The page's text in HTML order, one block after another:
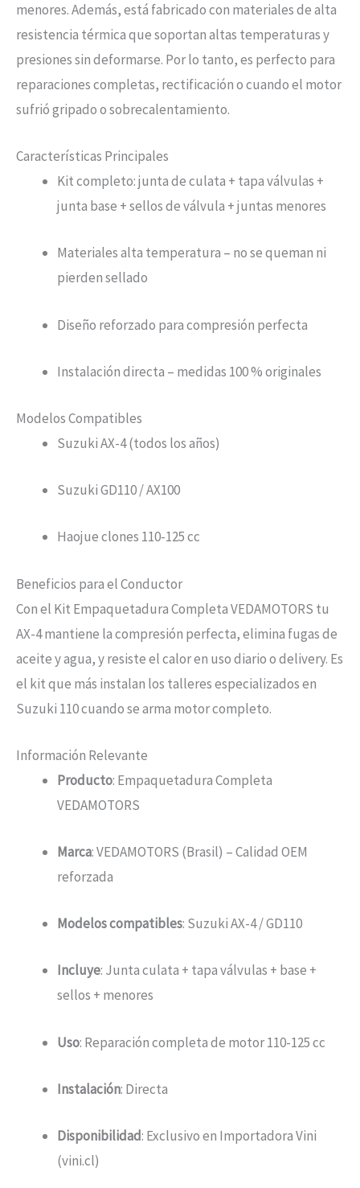
menores. Además, está fabricado con materiales de alta
resistencia térmica que soportan altas temperaturas y
presiones sin deformarse. Por lo tanto, es perfecto para
reparaciones completas, rectificación o cuando el motor
sufrió gripado o sobrecalentamiento.
Características Principales
Kit completo: junta de culata + tapa válvulas +
junta base + sellos de válvula + juntas menores
Materiales alta temperatura – no se queman ni
pierden sellado
Diseño reforzado para compresión perfecta
Instalación directa – medidas 100 % originales
Modelos Compatibles
Suzuki AX-4 (todos los años)
Suzuki GD110 / AX100
Haojue clones 110-125 cc
Beneficios para el Conductor
Con el Kit Empaquetadura Completa VEDAMOTORS tu
AX-4 mantiene la compresión perfecta, elimina fugas de
aceite y agua, y resiste el calor en uso diario o delivery. Es
el kit que más instalan los talleres especializados en
Suzuki 110 cuando se arma motor completo.
Información Relevante
Producto: Empaquetadura Completa
VEDAMOTORS
Marca: VEDAMOTORS (Brasil) – Calidad OEM
reforzada
Modelos compatibles: Suzuki AX-4 / GD110
Incluye: Junta culata + tapa válvulas + base +
sellos + menores
Uso: Reparación completa de motor 110-125 cc
Instalación: Directa
Disponibilidad: Exclusivo en Importadora Vini
(vini.cl)